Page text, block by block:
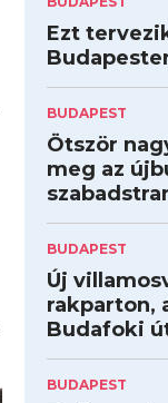
Ezt
BUDAPEST
Ötször
meg az
BUDAPEST
Új
rakparton,
Budafoki
BUDAPEST